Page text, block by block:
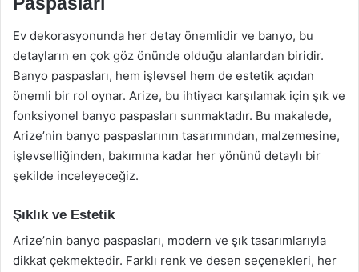
Ev dekorasyonunda her detay önemlidir ve banyo, bu
detayların en çok göz önünde olduğu alanlardan biridir.
Banyo paspasları, hem işlevsel hem de estetik açıdan
önemli bir rol oynar. Arize, bu ihtiyacı karşılamak için şık ve
fonksiyonel banyo paspasları sunmaktadır. Bu makalede,
Arize’nin banyo paspaslarının tasarımından, malzemesine,
işlevselliğinden, bakımına kadar her yönünü detaylı bir
şekilde inceleyeceğiz.
Şıklık ve Estetik
Arize’nin banyo paspasları, modern ve şık tasarımlarıyla
dikkat çekmektedir. Farklı renk ve desen seçenekleri, her